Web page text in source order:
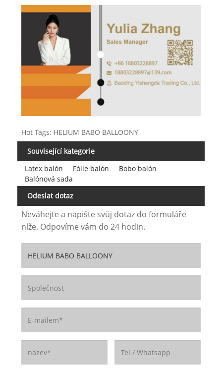
Hot Tags: HELIUM BABO BALLOONY
Související kategorie
Latex balón
Fólie balón
Bobo balón
Balónová sada
Odeslat dotaz
Neváhejte a napište svůj dotaz do formuláře
níže. Odpovíme vám do 24 hodin.